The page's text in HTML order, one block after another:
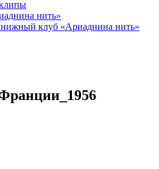
нить»
клуб «Ариаднина нить»